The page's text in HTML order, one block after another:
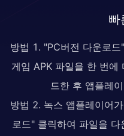
빠
방법 1. "PC버전 다운로
게임 APK 파일을 한 번에
드한 후 앱플레
방법 2. 녹스 앱플레이어
로드" 클릭하여 파일을